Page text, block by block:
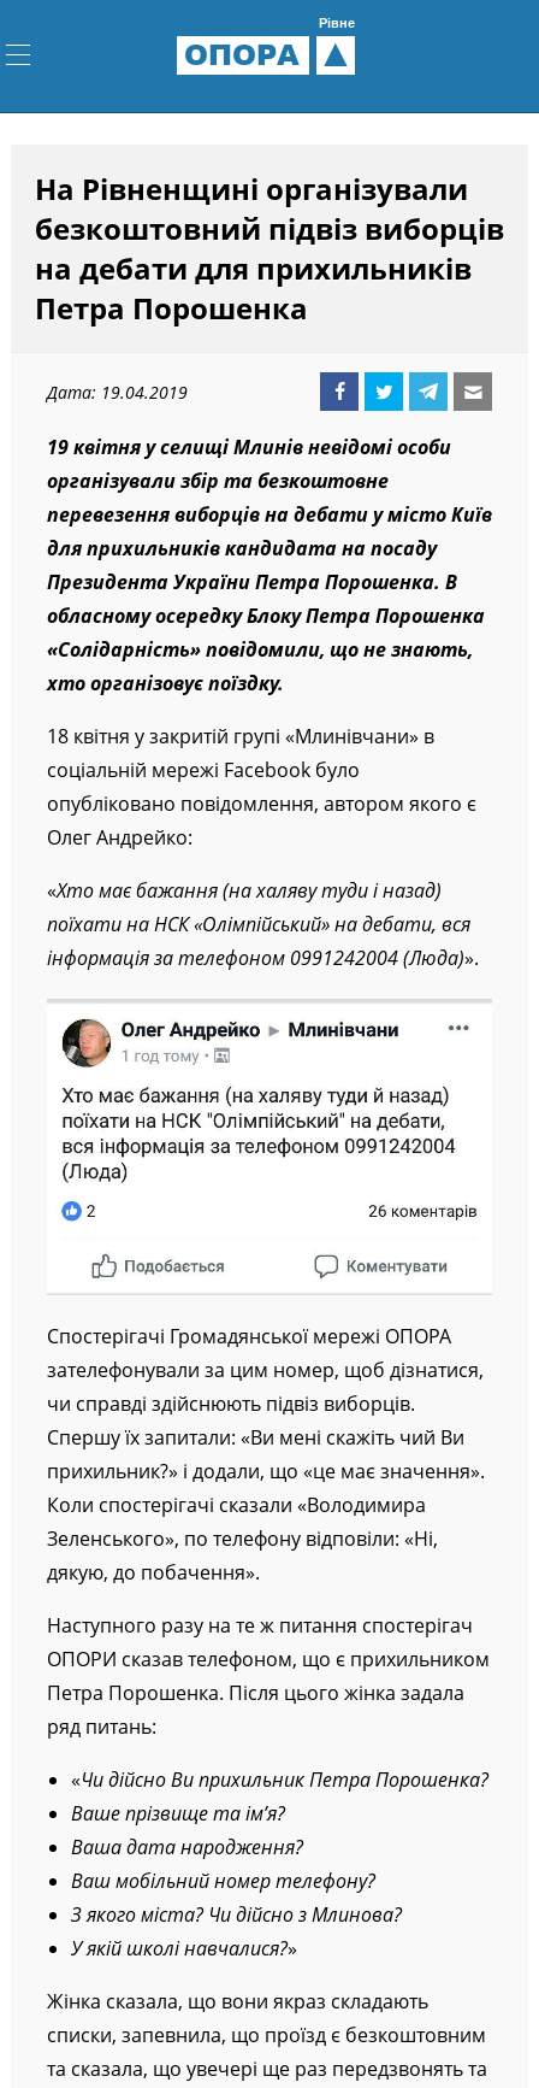
ОПОРА
Рівне
На Рівненщині організували
безкоштовний підвіз виборців
на дебати для прихильників
Петра Порошенка
Дата: 19.04.2019
19 квітня у селищі Млинів невідомі особи
організували збір та безкоштовне
перевезення виборців на дебати у місто Київ
для прихильників кандидата на посаду
Президента України Петра Порошенка. В
обласному осередку Блоку Петра Порошенка
«Солідарність» повідомили, що не знають,
хто організовує поїздку.
18 квітня у закритій групі «Млинівчани» в
соціальній мережі Facebоok було
опубліковано повідомлення, автором якого є
Олег Андрейко:
«Хто має бажання (на халяву туди і назад)
поїхати на НСК «Олімпійський» на дебати, вся
інформація за телефоном 0991242004 (Люда)».
Спостерігачі Громадянської мережі ОПОРА
зателефонували за цим номер, щоб дізнатися,
чи справді здійснюють підвіз виборців.
Спершу їх запитали: «Ви мені скажіть чий Ви
прихильник?» і додали, що «це має значення».
Коли спостерігачі сказали «Володимира
Зеленського», по телефону відповіли: «Ні,
дякую, до побачення».
Наступного разу на те ж питання спостерігач
ОПОРИ сказав телефоном, що є прихильником
Петра Порошенка. Після цього жінка задала
ряд питань:
«Чи дійсно Ви прихильник Петра Порошенка?
Ваше прізвище та ім’я?
Ваша дата народження?
Ваш мобільний номер телефону?
З якого міста? Чи дійсно з Млинова?
У якій школі навчалися?»
Жінка сказала, що вони якраз складають
списки, запевнила, що проїзд є безкоштовним
та сказала, що увечері ще раз передзвонять та